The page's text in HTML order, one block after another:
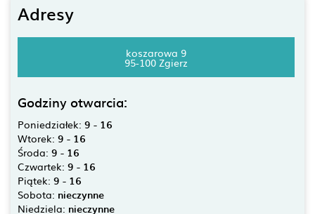
Adresy
koszarowa 9
95-100 Zgierz
Godziny otwarcia:
Poniedziałek: 9 - 16
Wtorek: 9 - 16
Środa: 9 - 16
Czwartek: 9 - 16
Piątek: 9 - 16
Sobota: nieczynne
Niedziela: nieczynne